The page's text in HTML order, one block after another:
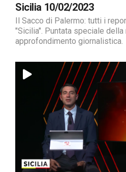
Sicilia 10/02/2023
Il Sacco di Palermo: tutti i
"Sicilia". Puntata speciale
approfondimento giornalistica.